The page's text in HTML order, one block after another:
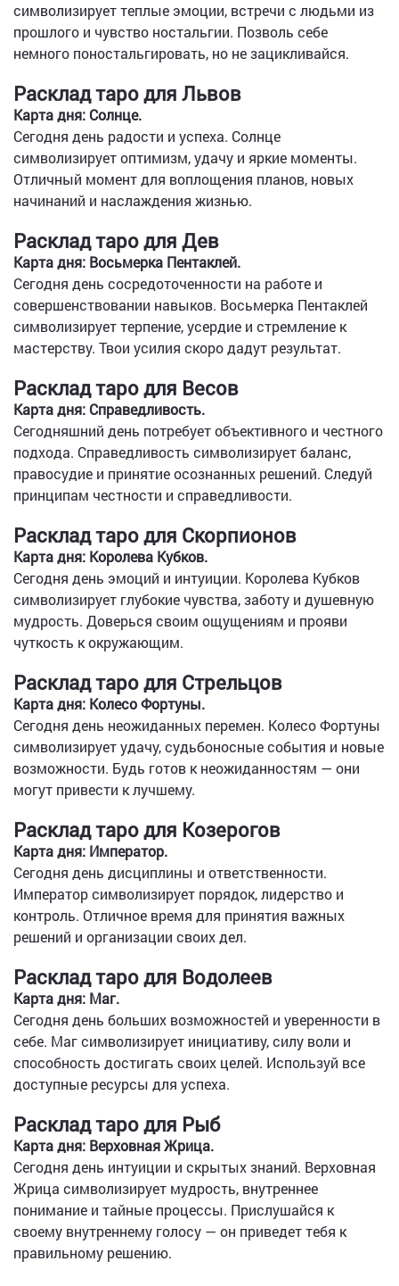
символизирует теплые эмоции, встречи с людьми из
прошлого и чувство ностальгии. Позволь себе
немного поностальгировать, но не зацикливайся.
Расклад таро для Львов
Карта дня: Солнце.
Сегодня день радости и успеха. Солнце
символизирует оптимизм, удачу и яркие моменты.
Отличный момент для воплощения планов, новых
начинаний и наслаждения жизнью.
Расклад таро для Дев
Карта дня: Восьмерка Пентаклей.
Сегодня день сосредоточенности на работе и
совершенствовании навыков. Восьмерка Пентаклей
символизирует терпение, усердие и стремление к
мастерству. Твои усилия скоро дадут результат.
Расклад таро для Весов
Карта дня: Справедливость.
Сегодняшний день потребует объективного и честного
подхода. Справедливость символизирует баланс,
правосудие и принятие осознанных решений. Следуй
принципам честности и справедливости.
Расклад таро для Скорпионов
Карта дня: Королева Кубков.
Сегодня день эмоций и интуиции. Королева Кубков
символизирует глубокие чувства, заботу и душевную
мудрость. Доверься своим ощущениям и прояви
чуткость к окружающим.
Расклад таро для Стрельцов
Карта дня: Колесо Фортуны.
Сегодня день неожиданных перемен. Колесо Фортуны
символизирует удачу, судьбоносные события и новые
возможности. Будь готов к неожиданностям — они
могут привести к лучшему.
Расклад таро для Козерогов
Карта дня: Император.
Сегодня день дисциплины и ответственности.
Император символизирует порядок, лидерство и
контроль. Отличное время для принятия важных
решений и организации своих дел.
Расклад таро для Водолеев
Карта дня: Маг.
Сегодня день больших возможностей и уверенности в
себе. Маг символизирует инициативу, силу воли и
способность достигать своих целей. Используй все
доступные ресурсы для успеха.
Расклад таро для Рыб
Карта дня: Верховная Жрица.
Сегодня день интуиции и скрытых знаний. Верховная
Жрица символизирует мудрость, внутреннее
понимание и тайные процессы. Прислушайся к
своему внутреннему голосу — он приведет тебя к
правильному решению.